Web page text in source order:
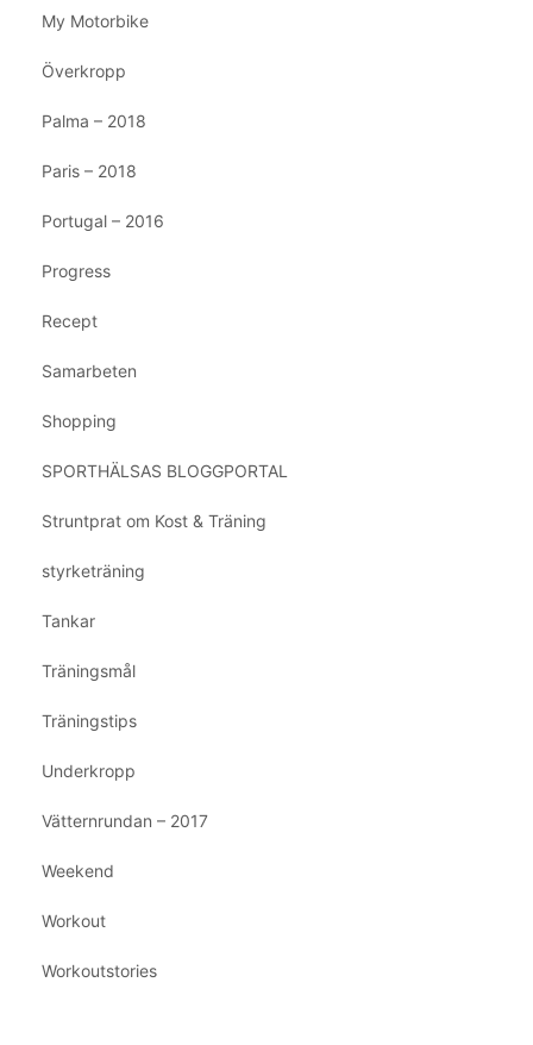
My Motorbike
Överkropp
Palma – 2018
Paris – 2018
Portugal – 2016
Progress
Recept
Samarbeten
Shopping
SPORTHÄLSAS BLOGGPORTAL
Struntprat om Kost & Träning
styrketräning
Tankar
Träningsmål
Träningstips
Underkropp
Vätternrundan – 2017
Weekend
Workout
Workoutstories